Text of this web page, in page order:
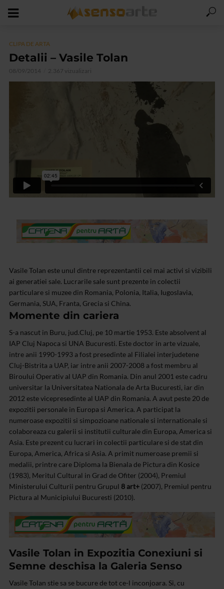
CLIPA DE ARTA
Detalii – Vasile Tolan
08/09/2014 2.367 vizualizari
Vasile Tolan este unul dintre reprezentantii cei mai activi si vizibili
ai generatiei sale. Lucrarile sale sunt prezente in colectii
particulare si muzee din Romania, Polonia, Italia, Iugoslavia,
Germania, SUA, Franta, Grecia si China.
Momente din cariera
S-a nascut in Buru, jud.Cluj, pe 10 martie 1953. Este absolvent al
IAP Cluj Napoca si UNA Bucuresti. Este doctor in arte vizuale,
intre anii 1990-1993 a fost presedinte al Filialei interjudetene
Cluj-Bistrita a UAP, iar intre anii 2007-2008 a fost membru al
Biroului Operativ al UAP din Romania. Din anul 2001 este cadru
universitar la Universitatea Nationala de Arta Bucuresti, iar din
2012 este vicepresedinte al UAP din Romania. A avut peste 20 de
expozitii personale in Europa si America. A participat la
numeroase expozitii si simpozioane nationale si internationale si
colaboreaza cu galerii si institutii culturale din Europa, America si
Asia. Este prezent cu lucrari in colectii particulare si de stat din
Europa, America, Africa si Asia. A primit numeroase premii si
medalii, printre care Diploma la Bienala de Pictura din Kosice
(1983), Meritul Cultural in Grad de Ofiter (2004), Premiul
Ministerului Culturii pentru Grupul 8 art+ (2007), Premiul pentru
Pictura al Municipiului Bucuresti (2010).
Vasile Tolan in Expozitia Conexiuni si
Semne deschisa la Galeria Senso
Vasile Tolan stie sa se bucure de tot ce-l inconjoara. Si, cu